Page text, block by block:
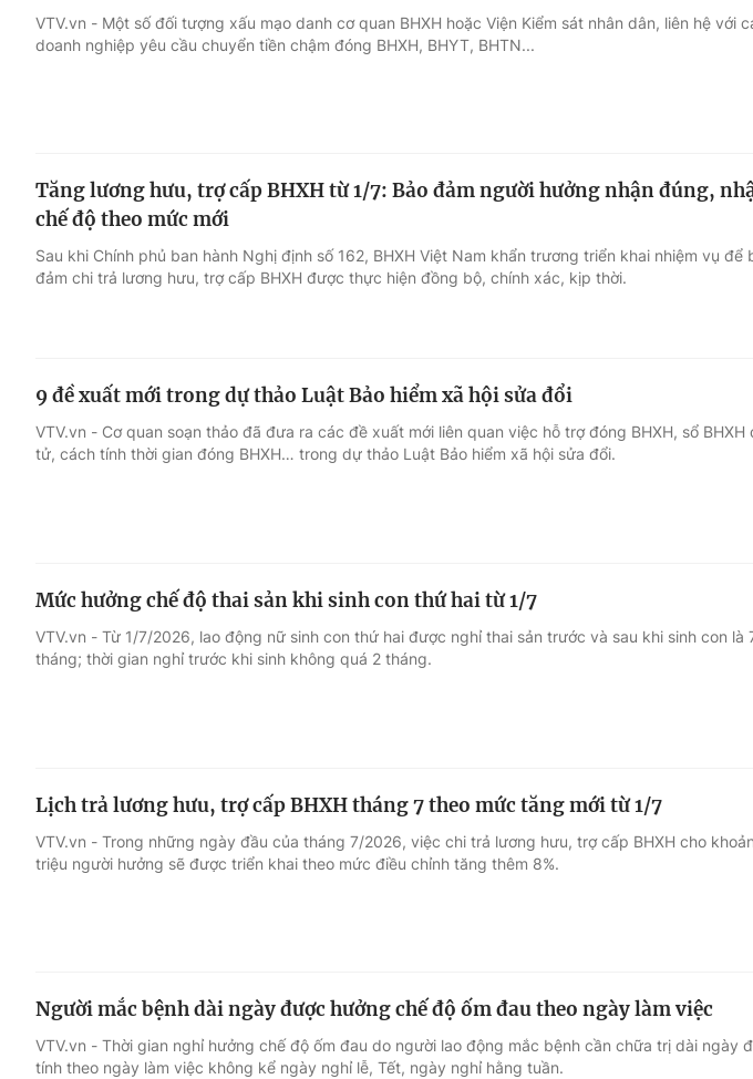
Âm nhạc
Sao
Làm đẹp
Chất lượng cuộc sống
Học trực tuyến
VTV.vn - Một số đối tượng xấu mạo danh cơ quan BHXH hoặc Viện Kiểm sát nhân dân, liên hệ với
doanh nghiệp yêu cầu chuyển tiền chậm đóng BHXH, BHYT, BHTN...
Tăng lương hưu, trợ cấp BHXH từ 1/7: Bảo đảm người hưởng nhận đúng,
chế độ theo mức mới
Sau khi Chính phủ ban hành Nghị định số 162, BHXH Việt Nam khẩn trương triển khai nhiệm vụ để
đảm chi trả lương hưu, trợ cấp BHXH được thực hiện đồng bộ, chính xác, kịp thời.
9 đề xuất mới trong dự thảo Luật Bảo hiểm xã hội sửa đổi
VTV.vn - Cơ quan soạn thảo đã đưa ra các đề xuất mới liên quan việc hỗ trợ đóng BHXH, sổ BHXH
tử, cách tính thời gian đóng BHXH… trong dự thảo Luật Bảo hiểm xã hội sửa đổi.
Mức hưởng chế độ thai sản khi sinh con thứ hai từ 1/7
VTV.vn - Từ 1/7/2026, lao động nữ sinh con thứ hai được nghỉ thai sản trước và sau khi sinh con là
tháng; thời gian nghỉ trước khi sinh không quá 2 tháng.
Lịch trả lương hưu, trợ cấp BHXH tháng 7 theo mức tăng mới từ 1/7
VTV.vn - Trong những ngày đầu của tháng 7/2026, việc chi trả lương hưu, trợ cấp BHXH cho
triệu người hưởng sẽ được triển khai theo mức điều chỉnh tăng thêm 8%.
Người mắc bệnh dài ngày được hưởng chế độ ốm đau theo ngày làm việc
VTV.vn - Thời gian nghỉ hưởng chế độ ốm đau do người lao động mắc bệnh cần chữa trị dài ngày
tính theo ngày làm việc không kể ngày nghỉ lễ, Tết, ngày nghỉ hằng tuần.